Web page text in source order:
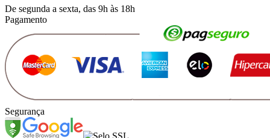
De segunda a sexta, das 9h às 18h
Pagamento
Segurança